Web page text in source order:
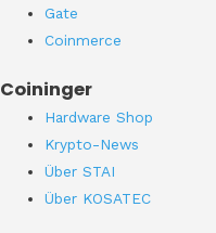
Gate
Coinmerce
Coininger
Hardware Shop
Krypto-News
Über STAI
Über KOSATEC